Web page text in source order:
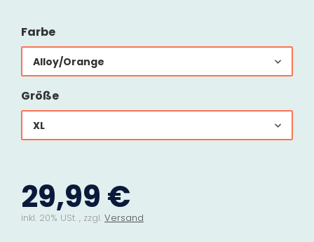
Farbe
Alloy/Orange
Größe
XL
29,99 €
inkl. 20% USt. , zzgl. Versand